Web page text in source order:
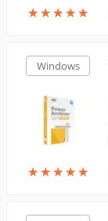
★★★★★
★★★★★
Windows
★★★★★
★★★★★